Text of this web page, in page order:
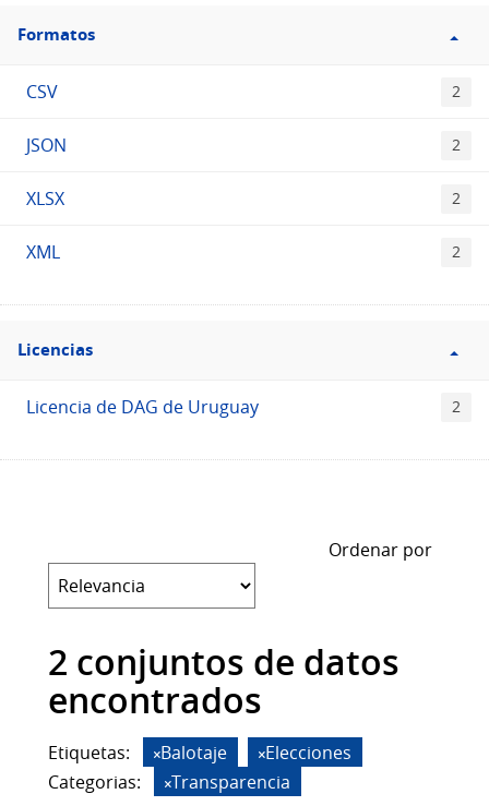
Filtro
Formatos
Formatos
CSV 2
JSON 2
XLSX 2
XML 2
Filtro
Licencias
Licencias
Licencia de DAG de Uruguay 2
Ordenar por
2 conjuntos de datos
encontrados
Etiquetas: Balotaje
Elecciones
Categorias:
Transparencia